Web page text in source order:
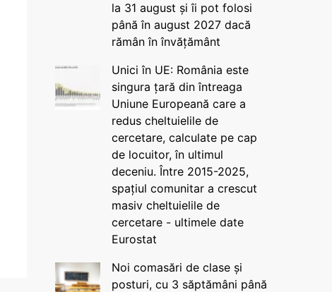
la 31 august și îi pot folosi
până în august 2027 dacă
rămân în învățământ
Unici în UE: România este
singura țară din întreaga
Uniune Europeană care a
redus cheltuielile de
cercetare, calculate pe cap
de locuitor, în ultimul
deceniu. Între 2015-2025,
spațiul comunitar a crescut
masiv cheltuielile de
cercetare - ultimele date
Eurostat
Noi comasări de clase și
posturi, cu 3 săptămâni până